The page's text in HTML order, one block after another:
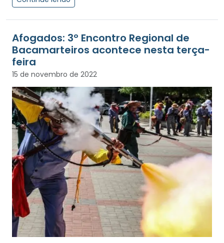
Afogados: 3º Encontro Regional de
Bacamarteiros acontece nesta terça-
feira
15 de novembro de 2022